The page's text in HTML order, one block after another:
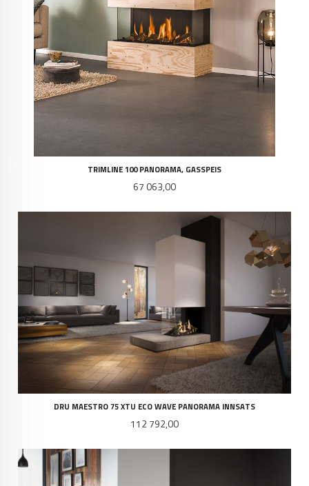
TRIMLINE 100 PANORAMA, GASSPEIS
Pris
67 063,00
DRU MAESTRO 75 XTU ECO WAVE PANORAMA INNSATS
Pris
112 792,00